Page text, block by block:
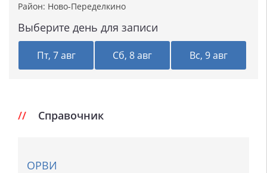
Район: Ново-Переделкино
Выберите день для записи
Пт, 7 авг Сб, 8 авг Вс, 9 авг
Справочник
ОРВИ